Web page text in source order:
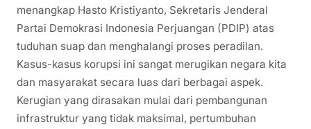
menangkap Hasto Kristiyanto, Sekretaris Jenderal
Partai Demokrasi Indonesia Perjuangan (PDIP) atas
tuduhan suap dan menghalangi proses peradilan.
Kasus-kasus korupsi ini sangat merugikan negara kita
dan masyarakat secara luas dari berbagai aspek.
Kerugian yang dirasakan mulai dari pembangunan
infrastruktur yang tidak maksimal, pertumbuhan